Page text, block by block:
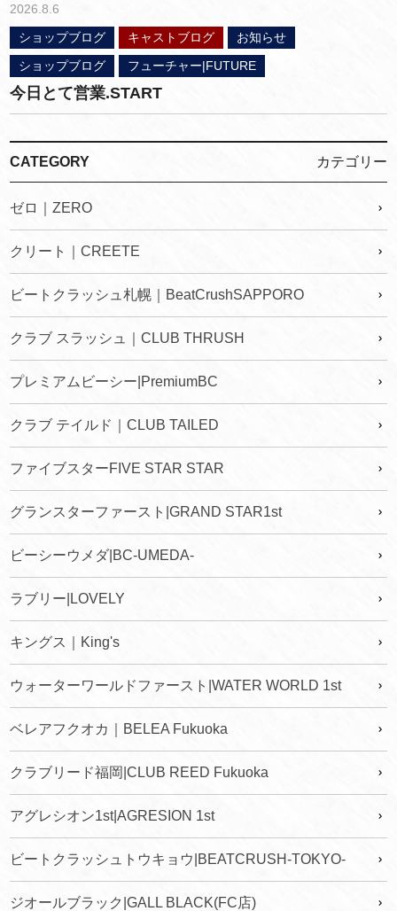
2026.8.6
ショップブログ
キャストブログ
お知らせ
ショップブログ
フューチャー|FUTURE
今日とて営業.START
CATEGORY カテゴリー
ゼロ｜ZERO
クリート｜CREETE
ビートクラッシュ札幌｜BeatCrushSAPPORO
クラブ スラッシュ｜CLUB THRUSH
プレミアムビーシー|PremiumBC
クラブ テイルド｜CLUB TAILED
ファイブスターFIVE STAR STAR
グランスターファースト|GRAND STAR1st
ビーシーウメダ|BC-UMEDA-
ラブリー|LOVELY
キングス｜King's
ウォーターワールドファースト|WATER WORLD 1st
ベレアフクオカ｜BELEA Fukuoka
クラブリード福岡|CLUB REED Fukuoka
アグレシオン1st|AGRESION 1st
ビートクラッシュトウキョウ|BEATCRUSH-TOKYO-
ジオールブラック|GALL BLACK(FC店)